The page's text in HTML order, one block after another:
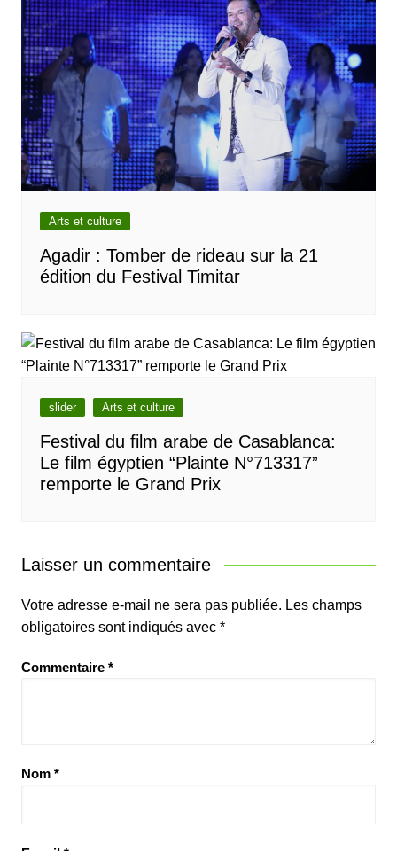
Arts et culture
Agadir : Tomber de rideau sur la 21
édition du Festival Timitar
slider Arts et culture
Festival du film arabe de Casablanca:
Le film égyptien “Plainte N°713317”
remporte le Grand Prix
Laisser un commentaire
Votre adresse e-mail ne sera pas publiée. Les champs
obligatoires sont indiqués avec *
Commentaire *
Nom *